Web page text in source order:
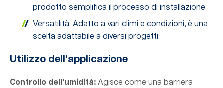
prodotto semplifica il processo di installazione.
Versatilità: Adatto a vari climi e condizioni, è una
scelta adattabile a diversi progetti.
Utilizzo dell'applicazione
Controllo dell'umidità: Agisce come una barriera